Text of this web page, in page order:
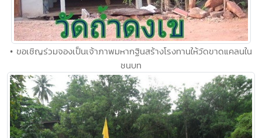
• ขอเชิญร่วมจองเป็นเจ้าภาพมหากฐินสร้างโรงทานให้วัดขาดแคลนใน
ชนบท